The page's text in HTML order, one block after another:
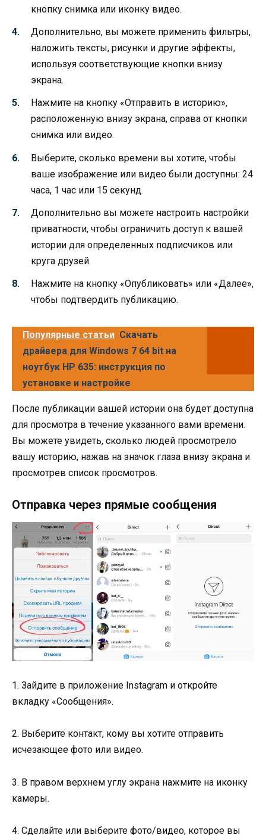
кнопку снимка или иконку видео.
Дополнительно, вы можете применить фильтры,
наложить тексты, рисунки и другие эффекты,
используя соответствующие кнопки внизу
экрана.
Нажмите на кнопку «Отправить в историю»,
расположенную внизу экрана, справа от кнопки
снимка или видео.
Выберите, сколько времени вы хотите, чтобы
ваше изображение или видео были доступны: 24
часа, 1 час или 15 секунд.
Дополнительно вы можете настроить настройки
приватности, чтобы ограничить доступ к вашей
истории для определенных подписчиков или
круга друзей.
Нажмите на кнопку «Опубликовать» или «Далее»,
чтобы подтвердить публикацию.
Популярные статьи Скачать
драйвера для Windows 7 64 bit на
ноутбук HP 635: инструкция по
установке и настройке
После публикации вашей истории она будет доступна
для просмотра в течение указанного вами времени.
Вы можете увидеть, сколько людей просмотрело
вашу историю, нажав на значок глаза внизу экрана и
просмотрев список просмотров.
Отправка через прямые сообщения
1. Зайдите в приложение Instagram и откройте
вкладку «Сообщения».
2. Выберите контакт, кому вы хотите отправить
исчезающее фото или видео.
3. В правом верхнем углу экрана нажмите на иконку
камеры.
4. Сделайте или выберите фото/видео, которое вы